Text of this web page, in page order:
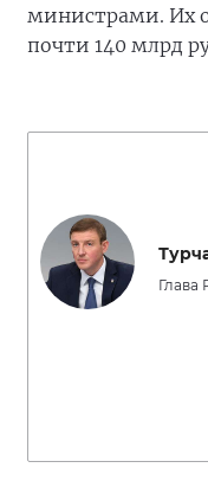
министрами. Их
почти 140 млрд
Глава